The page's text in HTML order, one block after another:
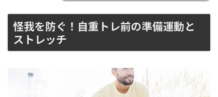
怪我を防ぐ！自重トレ前の準備運動と
ストレッチ